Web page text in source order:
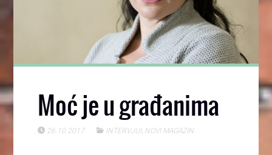
Moć je u građanima
26.10.2017 INTERVJUI, NOVI MAGAZIN